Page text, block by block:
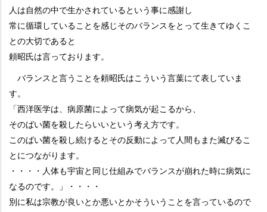
人は自然の中で生かされているという事に感謝し
常に循環していることを感じそのバランスをとって生きてゆくこ
との大切であると
頼昭氏は言っております。
バランスと言うことを頼昭氏はこういう言葉にて表していま
す。
「西洋医学は、病原菌によって病気が起こるから、
そのばい菌を殺したらいいという考え方です。
このばい菌を殺し続けるとその反動によって人間もまた滅びるこ
とにつながります。
・・・・人体も宇宙と同じ仕組みでバランスが崩れた時に病気に
なるのです。」・・・・
別に私は宗教が良いとか悪いとかそういうことを言っているので